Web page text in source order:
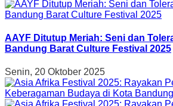
AAYF Ditutup Meriah: Seni dan
Bandung Barat Culture Festival 2025
Senin, 20 Oktober 2025